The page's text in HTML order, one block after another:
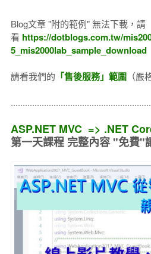
Blog文章 "附的範例" 無法下載，請
看 https://dotblogs.com.tw/
5_mis2000lab_sample_download
請看我們的 「售後服務」範圍（嚴
ASP.NET MVC => .NET
第一天課程 完整內容 "免費"